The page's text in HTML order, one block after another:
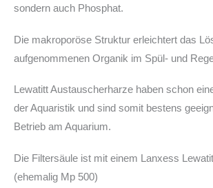
sondern auch Phosphat.
Die makroporöse Struktur erleichtert das
aufgenommenen Organik im Spül- und
Lewatitt Austauscherharze haben schon
der Aquaristik und sind somit bestens
Betrieb am Aquarium.
Die Filtersäule ist mit einem Lanxess
(ehemalig Mp 500)